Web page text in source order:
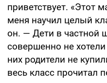
приветствует. «Этот
меня научил целый
он. — Дети в частной
совершенно не
них родители не
весь класс прочитал